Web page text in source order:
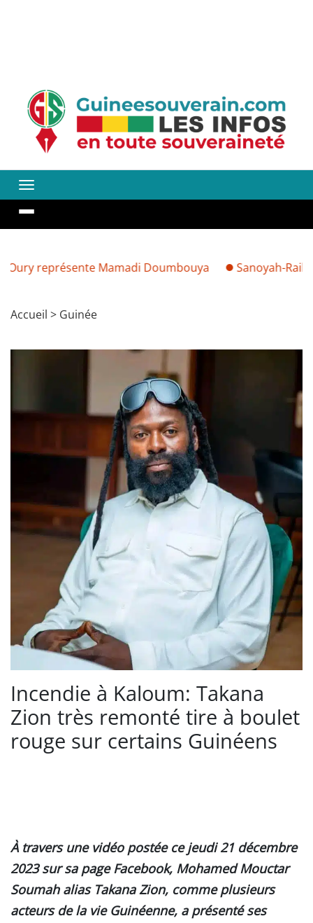
Mamadi Doumbouya Sanoyah-Rails :
Accueil > Guinée
Incendie à Kaloum: Takana
Zion très remonté tire à boulet
rouge sur certains Guinéens
À travers une vidéo postée ce jeudi 21 décembre
2023 sur sa page Facebook, Mohamed Mouctar
Soumah alias Takana Zion, comme plusieurs
acteurs de la vie Guinéenne, a présenté ses